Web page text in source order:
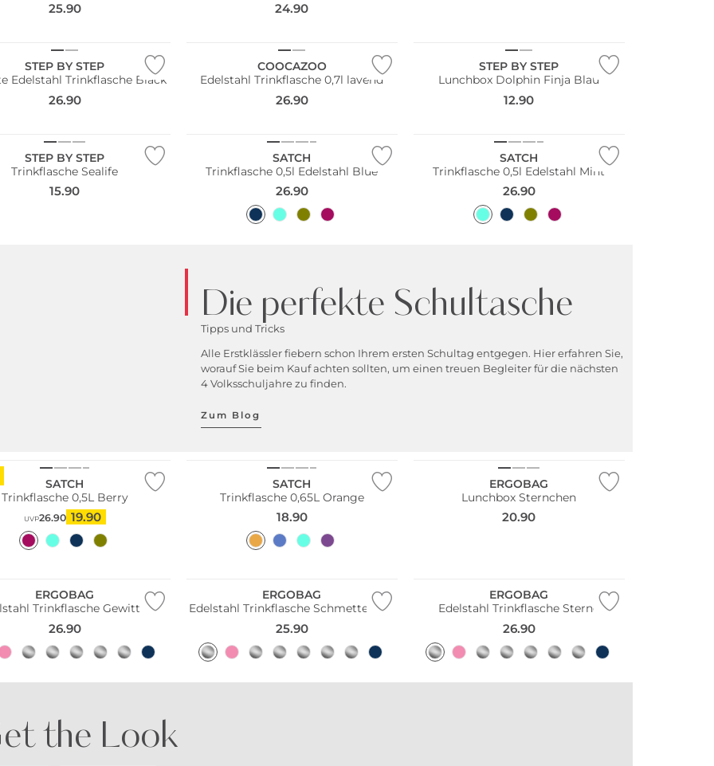
25.90 24.90
STEP BY STEP
Edelstahl Trinkflasche Black
26.90
COOCAZOO
Edelstahl Trinkflasche 0,7l lavend
26.90
STEP BY STEP
Lunchbox Dolphin Finja Blau
12.90
STEP BY STEP
Trinkflasche Sealife
15.90
SATCH
Trinkflasche 0,5l Edelstahl Blue
26.90
SATCH
Trinkflasche 0,5l Edelstahl Mint
26.90
Die perfekte Schultasche
Tipps und Tricks
Alle Erstklässler fiebern schon Ihrem ersten Schultag entgegen. Hier erfahren Sie,
worauf Sie beim Kauf achten sollten, um einen treuen Begleiter für die nächsten
4 Volksschuljahre zu finden.
Zum Blog
SATCH
Trinkflasche 0,5L Berry
UVP26.90 19.90
SATCH
Trinkflasche 0,65L Orange
18.90
ERGOBAG
Lunchbox Sternchen
20.90
ERGOBAG
Trinkflasche Gewitter
26.90
ERGOBAG
Edelstahl Trinkflasche Schmetterling
25.90
ERGOBAG
Edelstahl Trinkflasche Sterne
26.90
the Look